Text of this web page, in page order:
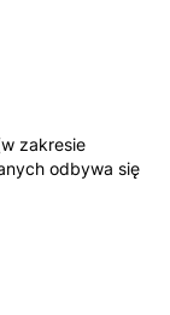
zakresie
odbywa się